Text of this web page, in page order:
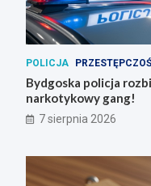
POLICJA
Bydgoska policja
narkotykowy gang!
7 sierpnia 2026